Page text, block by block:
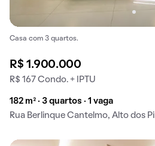
Casa com 3 quartos.
R$ 1.900.000
R$ 167 Condo. + IPTU
182 m² · 3 quartos · 1 vaga
Rua Berlinque Cantelmo, Alto dos